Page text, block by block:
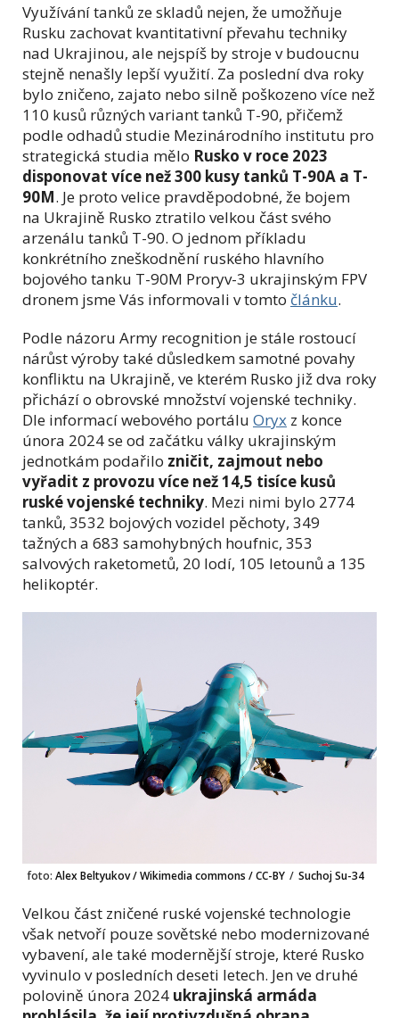
Využívání tanků ze skladů nejen, že umožňuje
Rusku zachovat kvantitativní převahu techniky
nad Ukrajinou, ale nejspíš by stroje v budoucnu
stejně nenašly lepší využití. Za poslední dva roky
bylo zničeno, zajato nebo silně poškozeno více než
110 kusů různých variant tanků T-90, přičemž
podle odhadů studie Mezinárodního institutu pro
strategická studia mělo Rusko v roce 2023
disponovat více než 300 kusy tanků T-90A a T-
90M. Je proto velice pravděpodobné, že bojem
na Ukrajině Rusko ztratilo velkou část svého
arzenálu tanků T-90. O jednom příkladu
konkrétního zneškodnění ruského hlavního
bojového tanku T-90M Proryv-3 ukrajinským FPV
dronem jsme Vás informovali v tomto článku.
Podle názoru Army recognition je stále rostoucí
nárůst výroby také důsledkem samotné povahy
konfliktu na Ukrajině, ve kterém Rusko již dva roky
přichází o obrovské množství vojenské techniky.
Dle informací webového portálu Oryx z konce
února 2024 se od začátku války ukrajinským
jednotkám podařilo zničit, zajmout nebo
vyřadit z provozu více než 14,5 tisíce kusů
ruské vojenské techniky. Mezi nimi bylo 2774
tanků, 3532 bojových vozidel pěchoty, 349
tažných a 683 samohybných houfnic, 353
salvových raketometů, 20 lodí, 105 letounů a 135
helikoptér.
foto: Alex Beltyukov / Wikimedia commons / CC-BY / Suchoj Su-34
Velkou část zničené ruské vojenské technologie
však netvoří pouze sovětské nebo modernizované
vybavení, ale také modernější stroje, které Rusko
vyvinulo v posledních deseti letech. Jen ve druhé
polovině února 2024 ukrajinská armáda